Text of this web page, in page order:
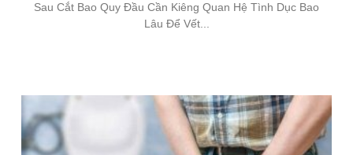
Sau Cắt Bao Quy Đầu Cần Kiêng Quan Hệ Tình Dục Bao
Lâu Để Vết...